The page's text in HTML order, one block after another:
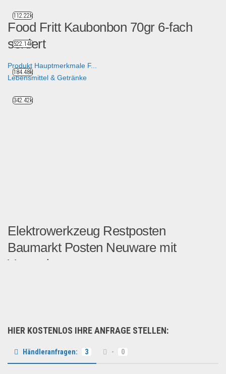
Food Fritt Kaubonbon 70gr 6-fach
sortiert
Produkt Hauptmerkmale F...
Lebensmittel & Getränke
Elektrowerkzeug Restposten
Baumarkt Posten Neuware mit
Verpackung
HIER KOSTENLOS IHRE ANFRAGE STELLEN:
Händleranfragen: 3 - 0
112.22k
522.14k
184.48k
342.42k